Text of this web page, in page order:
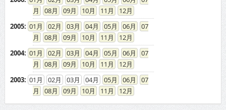
08
09 10 11
12
2005: 01 02 03 04 05 06
07
08
09 10 11
12
2004: 01 02 03 04 05 06
07
08
09 10 11
12
2003: 01 02 03 04 05 06
07
08
09 10 11 12